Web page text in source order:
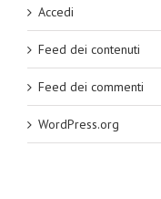
Accedi
Feed dei contenuti
Feed dei commenti
WordPress.org